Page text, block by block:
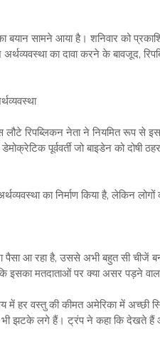
बयान सामने आया है। शनिवार को
का दावा करने के बावजूद,
रिपब्लिकन नेता ने नियमित रूप से
पूर्ववर्ती जो बाइडेन को दोषी
का निर्माण किया है, लेकिन
पैसा आ रहा है, उससे अभी बहुत सी
इसका मतदाताओं पर क्या असर पड़ने
हर वस्तु की कीमत अमेरिका में अच्छी
भी झटके लगे हैं। ट्रंप ने कहा कि देखते हैं